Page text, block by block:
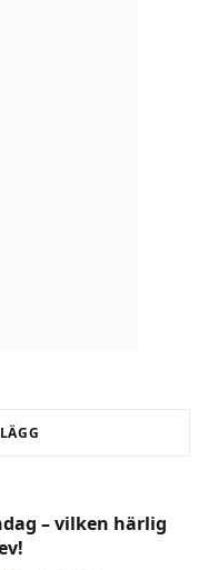
– vilken härlig